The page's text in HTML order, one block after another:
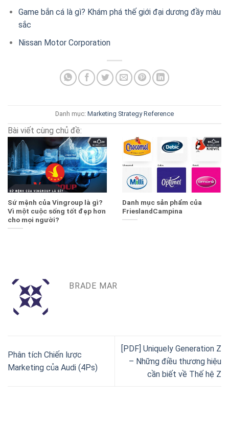
Game bắn cá là gì? Khám phá thế giới đại dương đầy màu
sắc
Nissan Motor Corporation
Danh mục: Marketing Strategy Reference
Bài viết cùng chủ đề:
Sứ mệnh của Vingroup là gì?
Vì một cuộc sống tốt đẹp hơn
cho mọi người?
Danh mục sản phẩm của
FrieslandCampina
BRADE MAR
Phân tích Chiến lược
Marketing của Audi (4Ps)
[PDF] Uniquely Generation Z
– Những điều thương hiệu
cần biết về Thế hệ Z